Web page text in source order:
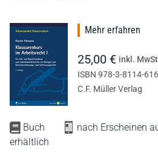
Buch
nach Erscheinen
erhältlich
Mehr erfahren
25,00 € inkl.
ISBN 978-3-8114-
C.F. Müller Verlag